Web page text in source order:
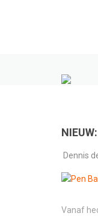
Dennis
Vanaf